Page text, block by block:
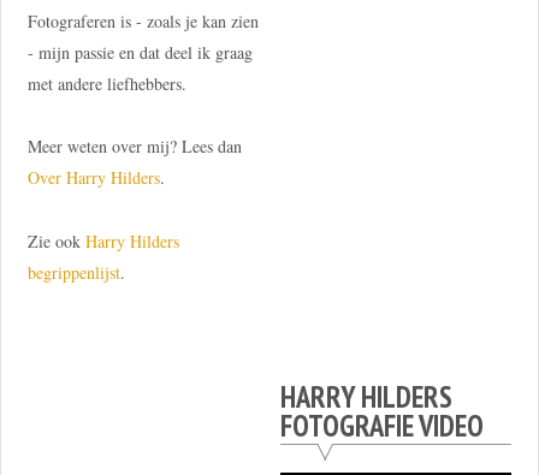
Fotograferen is - zoals je kan zien
- mijn passie en dat deel ik graag
met andere liefhebbers.
Meer weten over mij? Lees dan
Over Harry Hilders.
Zie ook Harry Hilders
begrippenlijst.
HARRY HILDERS
FOTOGRAFIE VIDEO